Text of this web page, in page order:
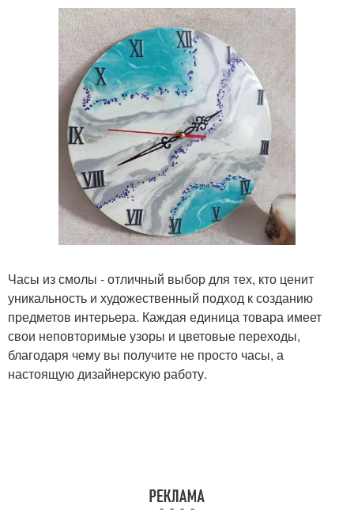
Часы из смолы - отличный выбор для тех, кто ценит
уникальность и художественный подход к созданию
предметов интерьера. Каждая единица товара имеет
свои неповторимые узоры и цветовые переходы,
благодаря чему вы получите не просто часы, а
настоящую дизайнерскую работу.